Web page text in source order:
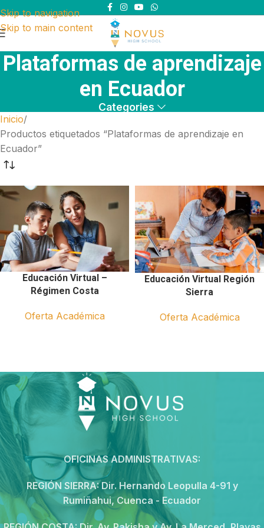
Skip to navigation
Skip to main content
Plataformas de aprendizaje
en Ecuador
Categories
Inicio
Productos etiquetados “Plataformas de aprendizaje en
Ecuador”
Educación Virtual –
Régimen Costa
Oferta Académica
Educación Virtual Región
Sierra
Oferta Académica
OFICINAS ADMINISTRATIVAS:
REGIÓN SIERRA:Dir. Hernando Leopulla 4-91 y
Rumiñahui, Cuenca - Ecuador